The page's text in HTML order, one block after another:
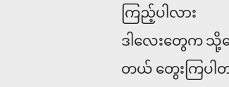
ကြည့်ပါလား
ဒါလေးတွေက သို့
တယ် တွေးကြပါ